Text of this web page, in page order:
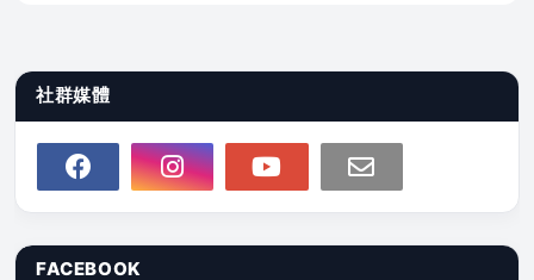
社群媒體
FACEBOOK